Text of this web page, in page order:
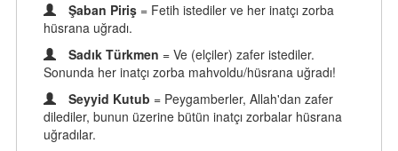
Şaban Piriş = Fetih istediler ve her inatçı zorba
hüsrana uğradı.
Sadık Türkmen = Ve (elçiler) zafer istediler.
Sonunda her inatçı zorba mahvoldu/hüsrana uğradı!
Seyyid Kutub = Peygamberler, Allah'dan zafer
dilediler, bunun üzerine bütün inatçı zorbalar hüsrana
uğradılar.